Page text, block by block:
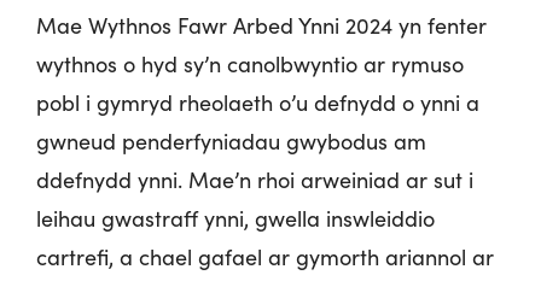
Mae Wythnos Fawr Arbed Ynni 2024 yn fenter
wythnos o hyd sy’n canolbwyntio ar rymuso
pobl i gymryd rheolaeth o’u defnydd o ynni a
gwneud penderfyniadau gwybodus am
ddefnydd ynni. Mae’n rhoi arweiniad ar sut i
leihau gwastraff ynni, gwella inswleiddio
cartrefi, a chael gafael ar gymorth ariannol ar